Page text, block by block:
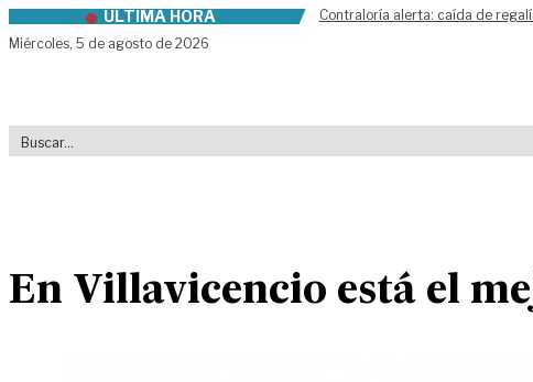
Skip to contentÚLTIMA HORA
Contraloría alerta: caída de
Miércoles, 5 de agosto de 2026
En Villavicencio está el